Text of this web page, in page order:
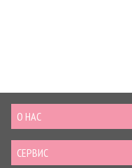
О НАС
СЕРВИС